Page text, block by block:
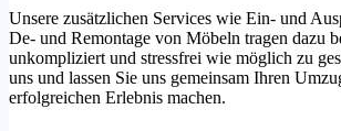
Unsere zusätzlichen Services wie Ein- und
De- und Remontage von Möbeln tragen dazu
unkompliziert und stressfrei wie möglich zu
uns und lassen Sie uns gemeinsam Ihren
erfolgreichen Erlebnis machen.